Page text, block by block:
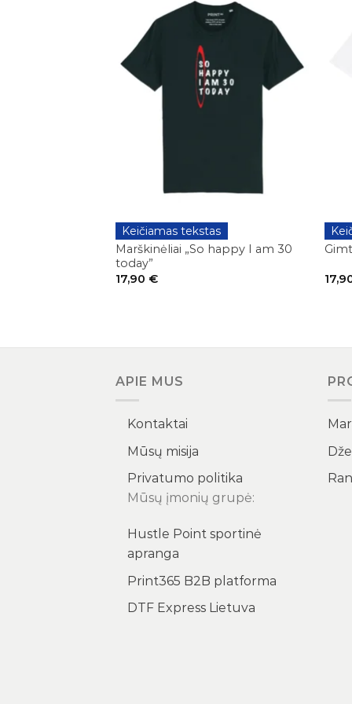
GIMTADIENIAI
Keičiamas tekstas
Marškinėliai „So happy I am 30
today”
17,90 €
APIE MUS
Kontaktai
Mūsų misija
Privatumo politika
Mūsų įmonių grupė:
Hustle Point sportinė
apranga
Print365 B2B platforma
DTF Express Lietuva